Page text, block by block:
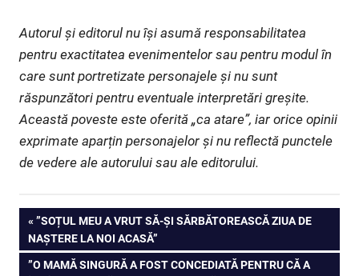
Autorul și editorul nu își asumă responsabilitatea
pentru exactitatea evenimentelor sau pentru modul în
care sunt portretizate personajele și nu sunt
răspunzători pentru eventuale interpretări greșite.
Această poveste este oferită „ca atare”, iar orice opinii
exprimate aparțin personajelor și nu reflectă punctele
de vedere ale autorului sau ale editorului.
Navigare
în
PREVIOUS
POST:
”SOȚUL MEU A VRUT SĂ-ȘI SĂRBĂTOREASCĂ ZIUA DE
NAȘTERE LA NOI ACASĂ”
NEXT
”O MAMĂ SINGURĂ A FOST CONCEDIATĂ PENTRU CĂ A